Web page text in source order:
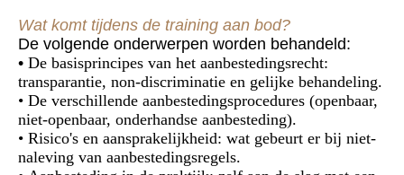
Wat komt tijdens de training aan bod?
De volgende onderwerpen worden behandeld:
• De basisprincipes van het aanbestedingsrecht:
transparantie, non-discriminatie en gelijke behandeling.
• De verschillende aanbestedingsprocedures (openbaar,
niet-openbaar, onderhandse aanbesteding).
• Risico's en aansprakelijkheid: wat gebeurt er bij niet-
naleving van aanbestedingsregels.